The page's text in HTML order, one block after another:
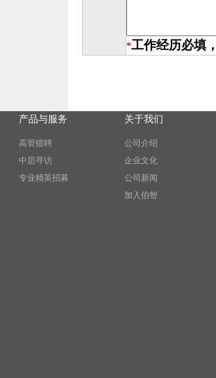
*工作经历必填
产品与服务
高管猎聘
中层寻访
专业精英招募
关于我们
公司介绍
企业文化
公司新闻
加入伯智